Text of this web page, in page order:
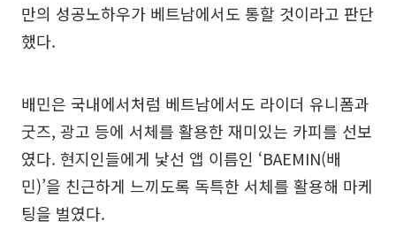
만의 성공노하우가 베트남에서도 통할 것이라고 판단
했다.
배민은 국내에서처럼 베트남에서도 라이더 유니폼과
굿즈, 광고 등에 서체를 활용한 재미있는 카피를 선보
였다. 현지인들에게 낯선 앱 이름인 ‘BAEMIN(배
민)’을 친근하게 느끼도록 독특한 서체를 활용해 마케
팅을 벌였다.